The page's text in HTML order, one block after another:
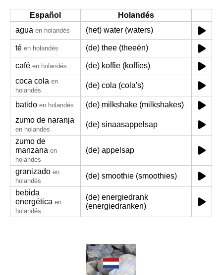
Español
Holandés
agua en holandés (het) water (waters)
té en holandés (de) thee (theeën)
café en holandés
(de) koffie (koffies)
coca cola en
holandés
(de) cola (cola's)
batido en holandés
(de) milkshake (milkshakes)
zumo de naranja
en holandés
(de) sinaasappelsap
zumo de
manzana en
holandés
(de) appelsap
granizado en
holandés
(de) smoothie (smoothies)
bebida
energética en
holandés
(de) energiedrank
(energiedranken)